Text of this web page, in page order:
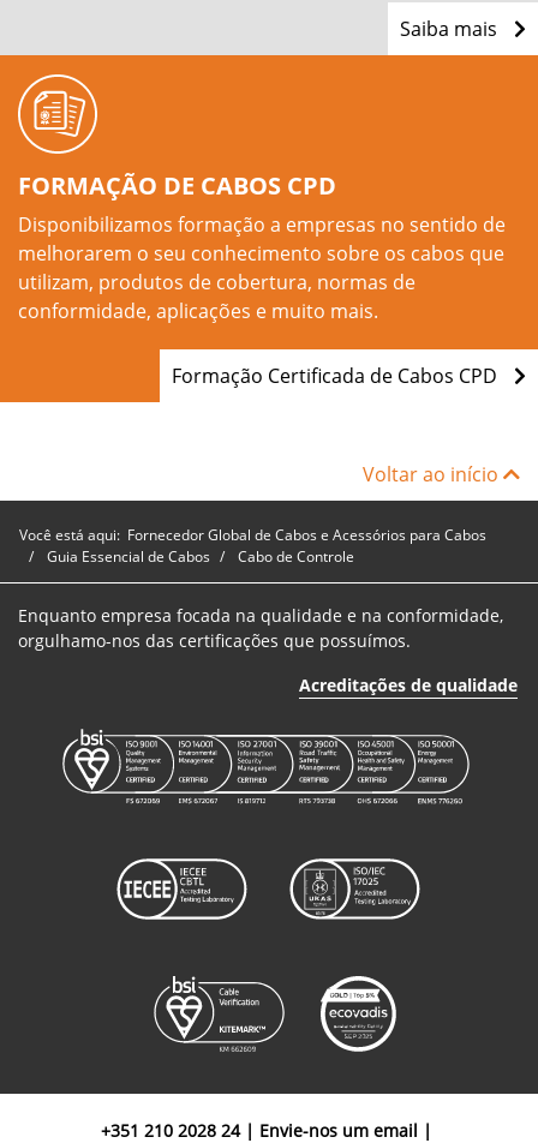
Saiba mais
FORMAÇÃO DE CABOS CPD
Disponibilizamos formação a empresas no sentido de
melhorarem o seu conhecimento sobre os cabos que
utilizam, produtos de cobertura, normas de
conformidade, aplicações e muito mais.
Formação Certificada de Cabos CPD
Voltar ao início
Você está aqui: Fornecedor Global de Cabos e Acessórios para Cabos
Guia Essencial de Cabos
Cabo de Controle
Enquanto empresa focada na qualidade e na conformidade,
orgulhamo-nos das certificações que possuímos.
Acreditações de qualidade
+351 210 2028 24| Envie-nos um email |